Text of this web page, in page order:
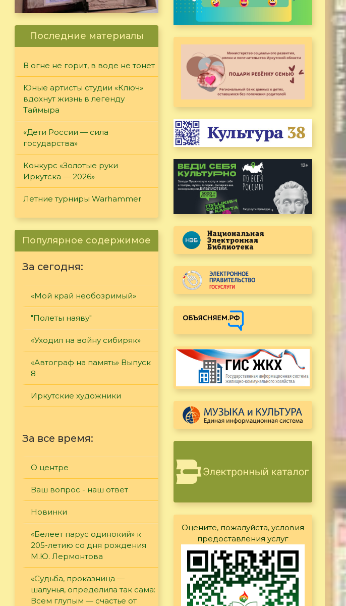
Последние материалы
В огне не горит, в воде не тонет
Юные артисты студии «Ключ»
вдохнут жизнь в легенду
Таймыра
«Дети России — сила
государства»
Конкурс «Золотые руки
Иркутска — 2026»
Летние турниры Warhammer
Популярное содержимое
За сегодня:
«Мой край необозримый»
"Полеты наяву"
«Уходил на войну сибиряк»
«Автограф на память» Выпуск
8
Иркутские художники
За все время:
О центре
Ваш вопрос - наш ответ
Новинки
«Белеет парус одинокий» к
205-летию со дня рождения
М.Ю. Лермонтова
«Судьба, проказница —
шалунья, определила так сама:
Всем глупым — счастье от
Оцените, пожалуйста, условия
предоставления услуг